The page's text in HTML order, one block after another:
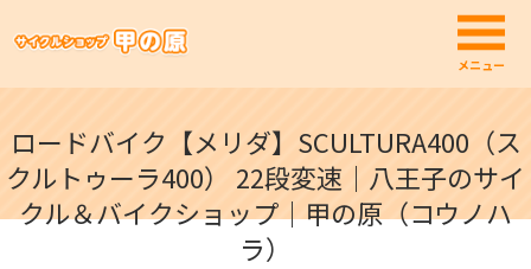
メ
メニュー
ロードバイク【メリダ】SCULTURA400（ス
クルトゥーラ400） 22段変速｜八王子のサイ
クル＆バイクショップ｜甲の原（コウノハ
ラ）